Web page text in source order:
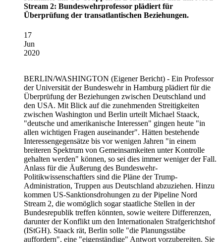
Stream 2: Bundeswehrprofessor plädiert für
Überprüfung der transatlantischen Beziehungen.
17
Jun
2020
BERLIN/WASHINGTON (Eigener Bericht) - Ein Professor
der Universität der Bundeswehr in Hamburg plädiert für die
Überprüfung der Beziehungen zwischen Deutschland und
den USA. Mit Blick auf die zunehmenden Streitigkeiten
zwischen Washington und Berlin urteilt Michael Staack,
"deutsche und amerikanische Interessen" gingen heute "in
allen wichtigen Fragen auseinander". Hätten bestehende
Interessengegensätze bis vor wenigen Jahren "in einem
breiteren Spektrum von Gemeinsamkeiten unter Kontrolle
gehalten werden" können, so sei dies immer weniger der Fall.
Anlass für die Äußerung des Bundeswehr-
Politikwissenschaftlers sind die Pläne der Trump-
Administration, Truppen aus Deutschland abzuziehen. Hinzu
kommen US-Sanktionsdrohungen zu der Pipeline Nord
Stream 2, die womöglich sogar staatliche Stellen in der
Bundesrepublik treffen könnten, sowie weitere Differenzen,
darunter der Konflikt um den Internationalen Strafgerichtshof
(IStGH). Staack rät, Berlin solle "die Planungsstäbe
auffordern", eine "eigenständige" Antwort vorzubereiten. Sie